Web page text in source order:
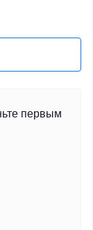
первым